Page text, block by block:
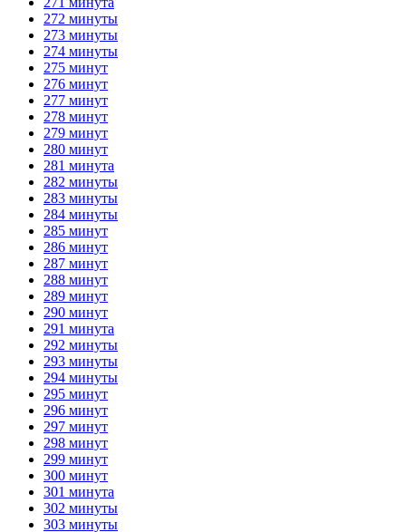
272 минуты
273 минуты
274 минуты
275 минут
276 минут
277 минут
278 минут
279 минут
280 минут
281 минута
282 минуты
283 минуты
284 минуты
285 минут
286 минут
287 минут
288 минут
289 минут
290 минут
291 минута
292 минуты
293 минуты
294 минуты
295 минут
296 минут
297 минут
298 минут
299 минут
300 минут
301 минута
302 минуты
303 минуты